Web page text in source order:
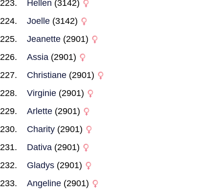
Hellen (3142)
Joelle (3142)
Jeanette (2901)
Assia (2901)
Christiane (2901)
Virginie (2901)
Arlette (2901)
Charity (2901)
Dativa (2901)
Gladys (2901)
Angeline (2901)